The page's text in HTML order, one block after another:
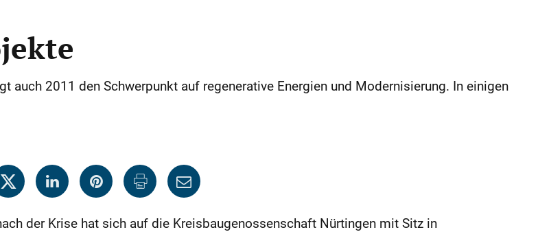
2011 den Schwerpunkt auf regenerative Energien und Modernisierung. In einigen
der Krise hat sich auf die Kreisbaugenossenschaft Nürtingen mit Sitz in